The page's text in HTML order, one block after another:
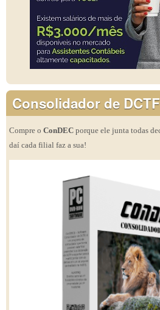
Consolidador de DCTF
Compre o ConDEC porque ele junta todas
daí cada filial faz a sua!